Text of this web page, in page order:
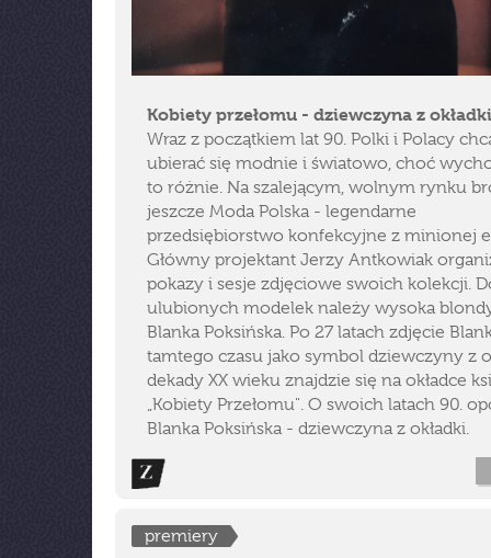
Kobiety przełomu - dziewczyna z okładki
Wraz z początkiem lat 90. Polki i Polacy
ubierać się modnie i światowo, choć
to różnie. Na szalejącym, wolnym rynku
jeszcze Moda Polska - legendarne
przedsiębiorstwo konfekcyjne z minionej
Główny projektant Jerzy Antkowiak
pokazy i sesje zdjęciowe swoich kolekcji.
ulubionych modelek należy wysoka
Blanka Poksińska. Po 27 latach zdjęcie
tamtego czasu jako symbol dziewczyny z
dekady XX wieku znajdzie się na okładce
„Kobiety Przełomu". O swoich latach 90.
Blanka Poksińska - dziewczyna z okładki.
premiery